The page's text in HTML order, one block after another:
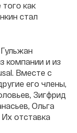
как
стал
компании и из
Вместе с
его члены,
Зигфрид
Ольга
отставка